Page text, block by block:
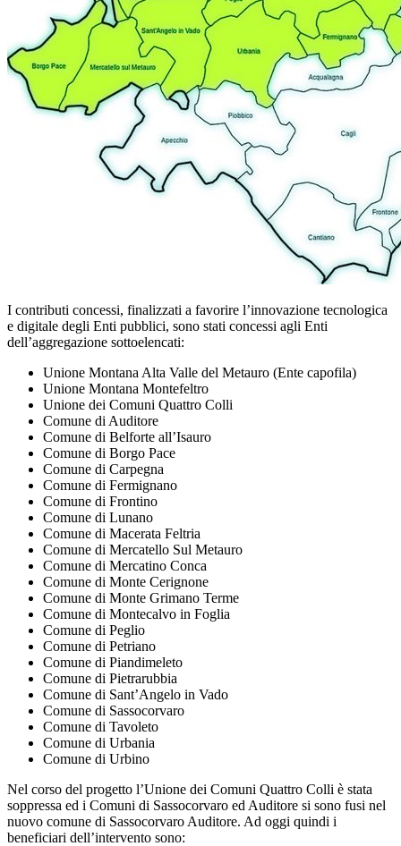
I contributi concessi, finalizzati a favorire l’innovazione tecnologica
e digitale degli Enti pubblici, sono stati concessi agli Enti
dell’aggregazione sottoelencati:
Unione Montana Alta Valle del Metauro (Ente capofila)
Unione Montana Montefeltro
Unione dei Comuni Quattro Colli
Comune di Auditore
Comune di Belforte all’Isauro
Comune di Borgo Pace
Comune di Carpegna
Comune di Fermignano
Comune di Frontino
Comune di Lunano
Comune di Macerata Feltria
Comune di Mercatello Sul Metauro
Comune di Mercatino Conca
Comune di Monte Cerignone
Comune di Monte Grimano Terme
Comune di Montecalvo in Foglia
Comune di Peglio
Comune di Petriano
Comune di Piandimeleto
Comune di Pietrarubbia
Comune di Sant’Angelo in Vado
Comune di Sassocorvaro
Comune di Tavoleto
Comune di Urbania
Comune di Urbino
Nel corso del progetto l’Unione dei Comuni Quattro Colli è stata
soppressa ed i Comuni di Sassocorvaro ed Auditore si sono fusi nel
nuovo comune di Sassocorvaro Auditore. Ad oggi quindi i
beneficiari dell’intervento sono: